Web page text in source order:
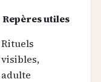
Repères utiles
Rituels
visibles,
adulte